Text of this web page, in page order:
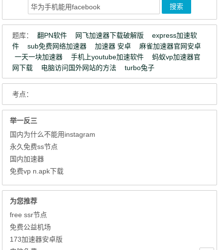
题库： 翻PN软件 网飞加速器下载破解版
express加速软
件
sub免费网络加速器 加速器 安卓
麻雀加速器官网安卓
一天一块加速器
手机上youtube加速软件
蚂蚁vp加速器官
网下载
电脑访问国外网站的方法 turbo兔子
考点：
举一反三
国内为什么不能用instagram
永久免费ss节点
国内加速器
免费vp n.apk下载
为您推荐
free ssr节点
免费公益机场
173加速器安卓版